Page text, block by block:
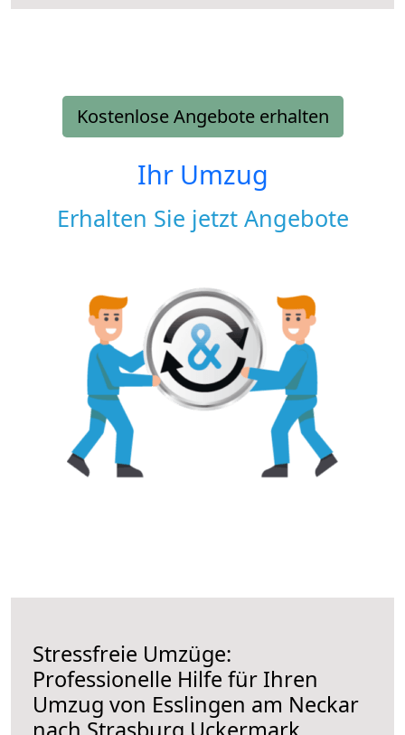
Kostenlose Angebote erhalten
Ihr Umzug
Erhalten Sie jetzt Angebote
Stressfreie Umzüge:
Professionelle Hilfe für Ihren
Umzug von Esslingen am Neckar